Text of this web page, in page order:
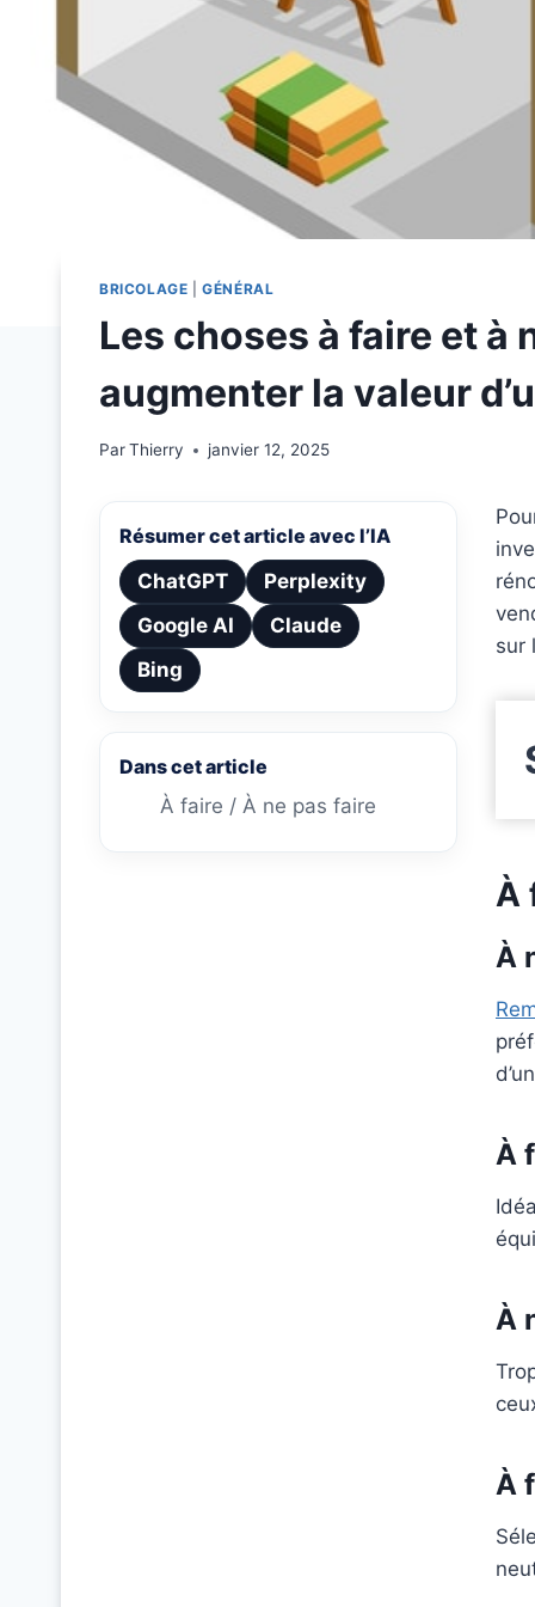
BRICOLAGE |GÉNÉRAL
Les choses à faire et à
augmenter la valeur
ParThierry janvier 12, 2025
Résumer cet article avec l’IA
ChatGPT
Perplexity
Google AI
Claude
Bing
Dans cet article
À faire / À ne pas faire
sur
À
À
À
À
À